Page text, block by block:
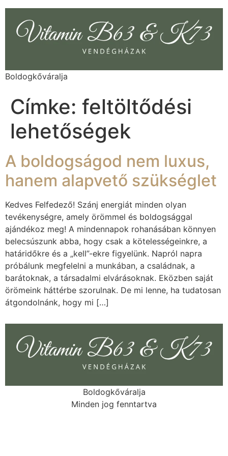
Boldogkőváralja
Címke: feltöltődési
lehetőségek
A boldogságod nem luxus,
hanem alapvető szükséglet
Kedves Felfedező! Szánj energiát minden olyan
tevékenységre, amely örömmel és boldogsággal
ajándékoz meg! A mindennapok rohanásában könnyen
belecsúszunk abba, hogy csak a kötelességeinkre, a
határidőkre és a „kell”-ekre figyelünk. Napról napra
próbálunk megfelelni a munkában, a családnak, a
barátoknak, a társadalmi elvárásoknak. Eközben saját
örömeink háttérbe szorulnak. De mi lenne, ha tudatosan
átgondolnánk, hogy mi […]
Boldogkőváralja
Minden jog fenntartva